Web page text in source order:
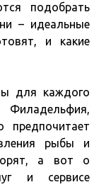
подобрать
– идеальные
и какие
для каждого
предпочитает
рыбы и
а вот о
и сервисе